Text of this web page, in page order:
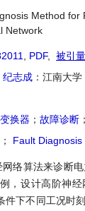
Method for
Network
PDF,
被引量
纪志成 ：江南大
换器 ； 故障诊断 ；
； Fault Diagnosis
络算法来诊断电
，设计高阶神
件下不同工况时